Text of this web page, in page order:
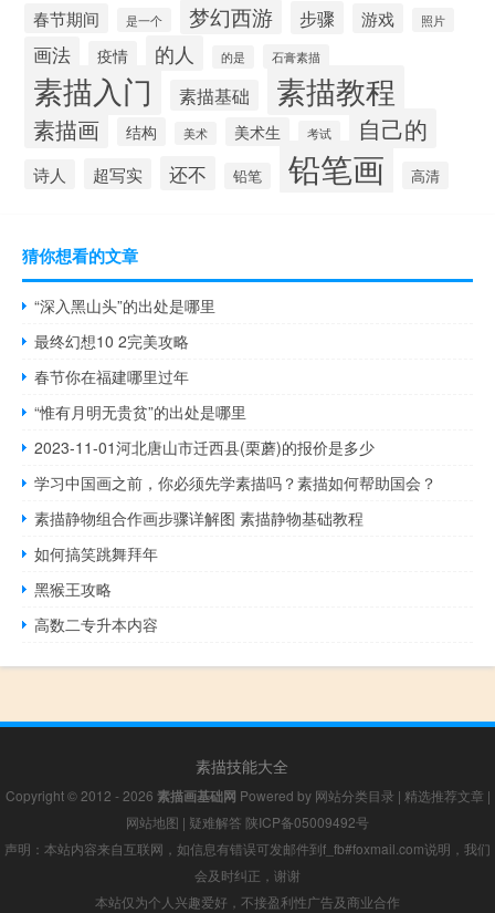
春节期间 是一个 梦幻西游 步骤 游戏 照片
画法 疫情 的人 的是 石膏素描
素描入门 素描基础 素描教程
素描画 结构 美术 美术生 考试 自己的
诗人 超写实 还不 铅笔 铅笔画 高清
猜你想看的文章
“深入黑山头”的出处是哪里
最终幻想10 2完美攻略
春节你在福建哪里过年
“惟有月明无贵贫”的出处是哪里
2023-11-01河北唐山市迁西县(栗蘑)的报价是多少
学习中国画之前，你必须先学素描吗？素描如何帮助国会？
素描静物组合作画步骤详解图 素描静物基础教程
如何搞笑跳舞拜年
黑猴王攻略
高数二专升本内容
素描技能大全
Copyright © 2012 - 2026 素描画基础网 Powered by 网站分类目录 | 精选推荐文章 |
网站地图 | 疑难解答 陕ICP备05009492号
声明：本站内容来自互联网，如信息有错误可发邮件到f_fb#foxmail.com说明，我们
会及时纠正，谢谢
本站仅为个人兴趣爱好，不接盈利性广告及商业合作